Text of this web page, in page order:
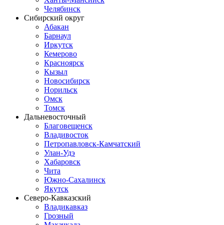
Челябинск
Сибирский округ
Абакан
Барнаул
Иркутск
Кемерово
Красноярск
Кызыл
Новосибирск
Норильск
Омск
Томск
Дальневосточный
Благовещенск
Владивосток
Петропавловск-Камчатский
Улан-Удэ
Хабаровск
Чита
Южно-Сахалинск
Якутск
Северо-Кавказский
Владикавказ
Грозный